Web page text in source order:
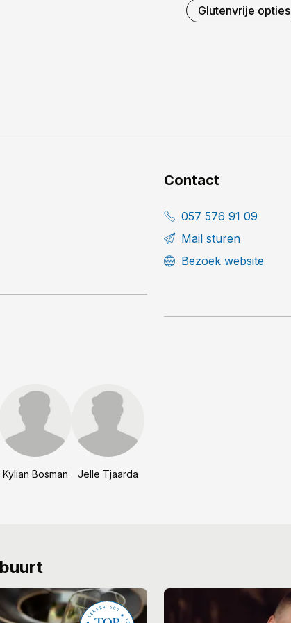
Glutenvrije opties
Contact
057 576 91 09
Mail sturen
Bezoek website
Kylian Bosman Jelle Tjaarda